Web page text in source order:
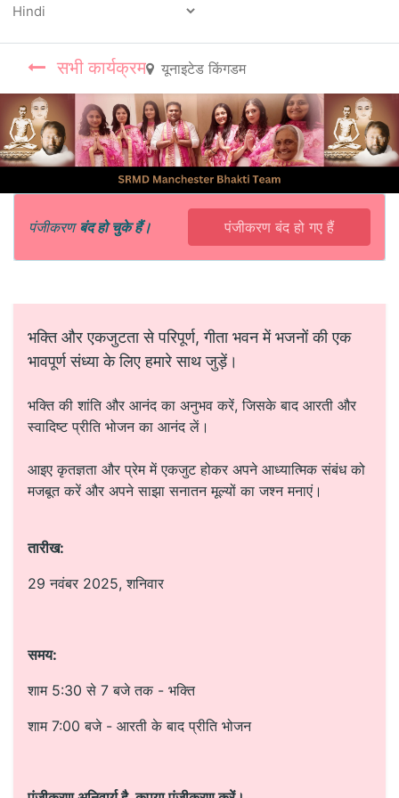
सभी कार्यक्रम यूनाइटेड किंगडम
पंजीकरणबंद हो चुके हैं। पंजीकरण बंद हो गए हैं
भक्ति और एकजुटता से परिपूर्ण, गीता भवन में भजनों की एक
भावपूर्ण संध्या के लिए हमारे साथ जुड़ें।
भक्ति की शांति और आनंद का अनुभव करें, जिसके बाद आरती और
स्वादिष्ट प्रीति भोजन का आनंद लें।
आइए कृतज्ञता और प्रेम में एकजुट होकर अपने आध्यात्मिक संबंध को
मजबूत करें और अपने साझा सनातन मूल्यों का जश्न मनाएं।
तारीख:
29 नवंबर 2025, शनिवार
समय:
शाम 5:30 से 7 बजे तक - भक्ति
शाम 7:00 बजे - आरती के बाद प्रीति भोजन